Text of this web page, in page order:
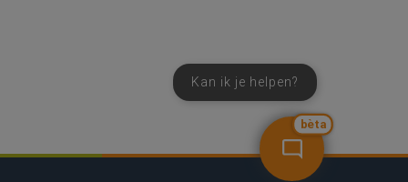
bèta
Kan ik je helpen?